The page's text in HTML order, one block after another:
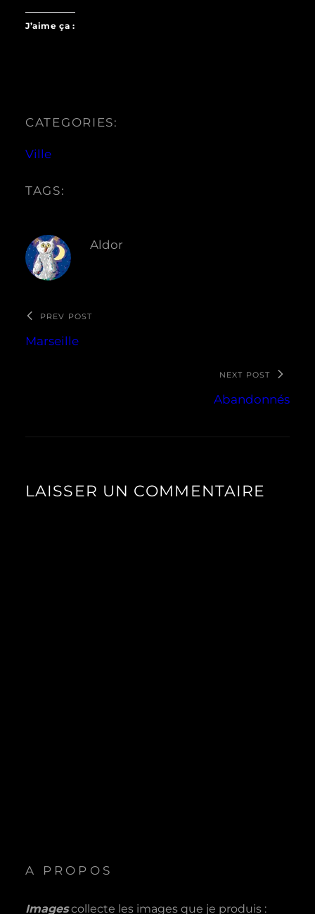
J’aime ça :
CATEGORIES:
Ville
TAGS:
Aldor
PREV POST
Marseille
NEXT POST
Abandonnés
LAISSER UN COMMENTAIRE
A PROPOS
Imagescollecte les images que je produis :